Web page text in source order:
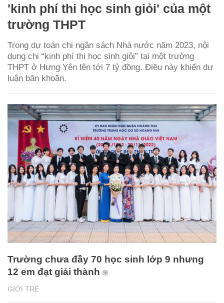
'kinh phí thi học sinh giỏi' của một
trường THPT
Trong dự toán chi ngân sách Nhà nước năm 2023, nội
dung chi “kinh phí thi học sinh giỏi” tại một trường
THPT ở Hưng Yên lên tới 7 tỷ đồng. Điều này khiến dư
luận băn khoăn.
GIỚI TRẺ
Trường chưa đầy 70 học sinh lớp 9 nhưng
12 em đạt giải thành